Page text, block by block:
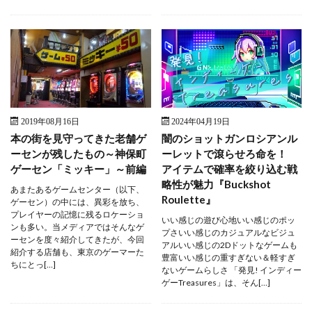
2019年08月16日
本の街を見守ってきた老舗ゲ
ーセンが残したもの～神保町
ゲーセン「ミッキー」～前編
あまたあるゲームセンター（以下、
ゲーセン）の中には、異彩を放ち、
プレイヤーの記憶に残るロケーショ
ンも多い。当メディアではそんなゲ
ーセンを度々紹介してきたが、今回
紹介する店舗も、東京のゲーマーた
ちにとっ[…]
2024年04月19日
闇のショットガンロシアンル
ーレットで滾らせろ命を！
アイテムで確率を絞り込む戦
略性が魅力『Buckshot
Roulette』
いい感じの遊び心地いい感じのポッ
プさいい感じのカジュアルなビジュ
アルいい感じの2Dドットなゲームも
豊富いい感じの重すぎない＆軽すぎ
ないゲームらしさ 「発見! インディー
ゲーTreasures」は、そん[…]